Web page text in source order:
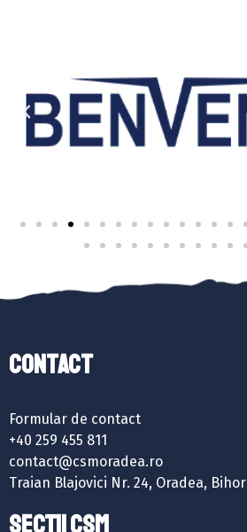
Contact
Formular de contact
+40 259 455 811
contact@csmoradea.ro
Traian Blajovici Nr. 24, Oradea, Bihor
SECȚII CSM